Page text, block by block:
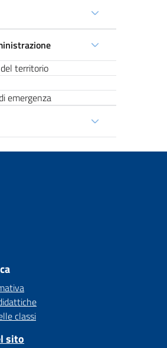
territorio
emergenza
classi
sito